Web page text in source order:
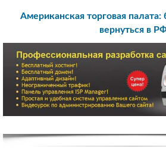
Американская торговая
вернуться в